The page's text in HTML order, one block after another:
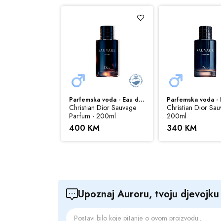
Bazne note:
Zapremina:100
Sve cijene na
ovom sajtu budu
informacije i
Parfemska voda - Eau de Parfum (EDP)
Christian Dior Sauvage
Parfum - 200ml
400 KM
Christian Dior
200ml
340 KM
Upoznaj Auroru, tvoju